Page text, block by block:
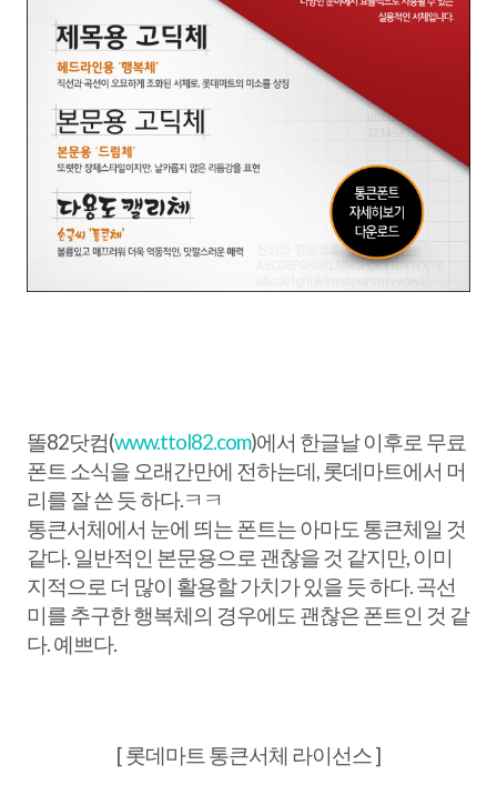
똘82닷컴(www.ttol82.com)에서 한글날 이후로 무료
폰트 소식을 오래간만에 전하는데, 롯데마트에서 머
리를 잘 쓴 듯 하다.ㅋㅋ
통큰서체에서 눈에 띄는 폰트는 아마도 통큰체일 것
같다. 일반적인 본문용으로 괜찮을 것 같지만, 이미
지적으로 더 많이 활용할 가치가 있을 듯 하다. 곡선
미를 추구한 행복체의 경우에도 괜찮은 폰트인 것 같
다. 예쁘다.
[ 롯데마트 통큰서체 라이선스 ]